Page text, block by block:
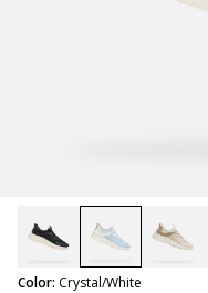
Color: Crystal/White
selected